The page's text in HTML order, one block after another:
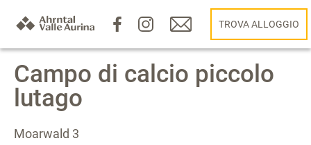
TROVA ALLOGGIO
Campo di calcio piccolo
lutago
Moarwald 3